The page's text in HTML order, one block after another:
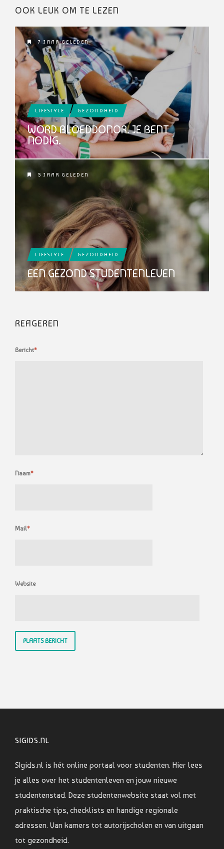
OOK LEUK OM TE LEZEN
7 JAAR GELEDEN
LIFESTYLE GEZONDHEID
WORD BLOEDDONOR. JE BENT
NODIG.
5 JAAR GELEDEN
LIFESTYLE GEZONDHEID
EEN GEZOND STUDENTENLEVEN
REAGEREN
Bericht*
Naam*
Mail*
Website
SIGIDS.NL
SIgids.nl is hét online portaal voor studenten. Hier lees
je alles over het studentenleven en jouw nieuwe
studentenstad. Deze studentenwebsite staat vol met
praktische tips, checklists en handige regionale
adressen. Van kamers tot autorijscholen en van uitgaan
tot gezondheid.